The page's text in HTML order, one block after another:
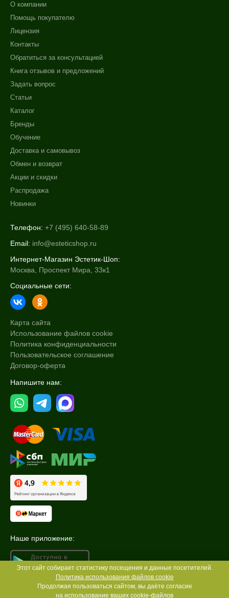
О компании
Помощь покупателю
Лицензия
Контакты
Обратиться за консультацией
Книга отзывов и предложений
Задать вопрос
Статьи
Каталог
Бренды
Обучение
Доставка и самовывоз
Обмен и возврат
Акции и скидки
Распродажа
Новинки
Телефон: +7 (495) 640-58-89
Email: info@esteticshop.ru
Интернет-Магазин Эстетик-Шоп:
Москва, Проспект Мира, 33к1
Социальные сети:
Карта сайта
Использование файлов cookie
Политика конфиденциальности
Пользовательское соглашение
Договор-оферта
Напишите нам:
Наше приложение:
Этот сайт собирает статистику посещения и данные посетителей.
Политика использования файлов cookie
Продолжая пользоваться сайтом, вы даёте согласие
на использование ваших cookie-файлов